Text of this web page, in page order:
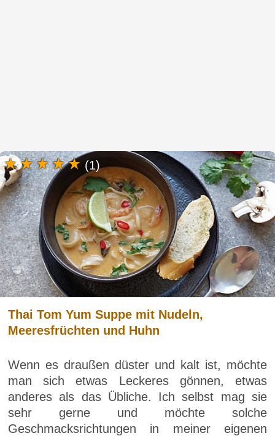
Thai Tom Yum Suppe mit Nudeln,
Meeresfrüchten und Huhn
Wenn es draußen düster und kalt ist, möchte
man sich etwas Leckeres gönnen, etwas
anderes als das Übliche. Ich selbst mag sie
sehr gerne und möchte solche
Geschmacksrichtungen in meiner eigenen
(1)